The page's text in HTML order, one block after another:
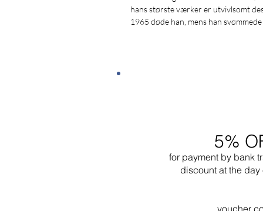
hans største værker er utvivlsomt
1965 døde han, mens han
5%
for payment by bank
discount at the day
voucher